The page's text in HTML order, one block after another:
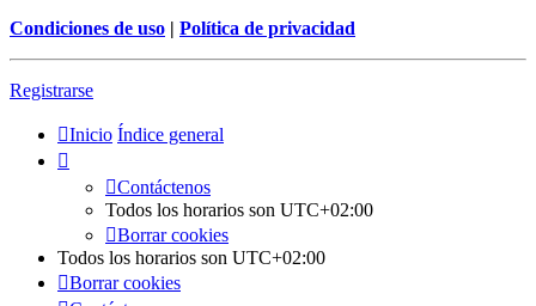
Condiciones de uso | Política de privacidad
Registrarse
Inicio Índice general
Contáctenos
Todos los horarios son UTC+02:00
Borrar cookies
Todos los horarios son UTC+02:00
Borrar cookies